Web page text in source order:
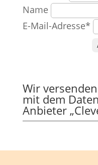
Name
E-Mail-Adresse*
Wir
mit dem
Anbieter